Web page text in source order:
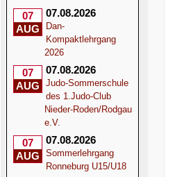
07
AUG
07.08.2026
Dan-
Kompaktlehrgang
2026
07
AUG
07.08.2026
Judo-Sommerschule
des 1.Judo-Club
Nieder-Roden/Rodgau
e.V.
07
AUG
07.08.2026
Sommerlehrgang
Ronneburg U15/U18